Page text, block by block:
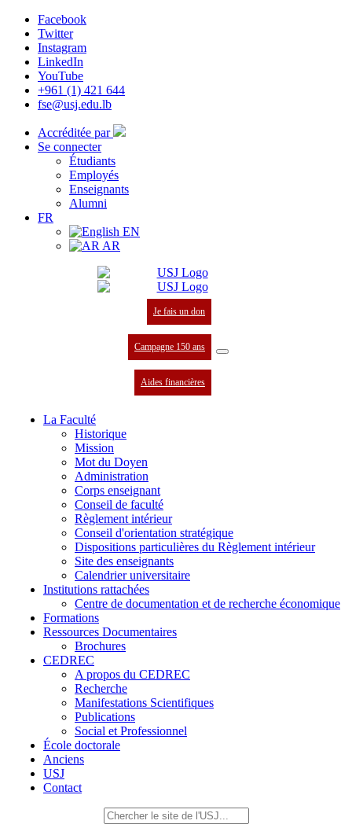
Facebook
Twitter
Instagram
LinkedIn
YouTube
+961 (1) 421 644
fse@usj.edu.lb
Accréditée par
Se connecter
Étudiants
Employés
Enseignants
Alumni
FR
EN
AR
Je fais un don
Campagne 150 ans
Aides financières
La Faculté
Historique
Mission
Mot du Doyen
Administration
Corps enseignant
Conseil de faculté
Règlement intérieur
Conseil d'orientation stratégique
Dispositions particulières du Règlement intérieur
Site des enseignants
Calendrier universitaire
Institutions rattachées
Centre de documentation et de recherche économique
Formations
Ressources Documentaires
Brochures
CEDREC
A propos du CEDREC
Recherche
Manifestations Scientifiques
Publications
Social et Professionnel
École doctorale
Anciens
USJ
Contact